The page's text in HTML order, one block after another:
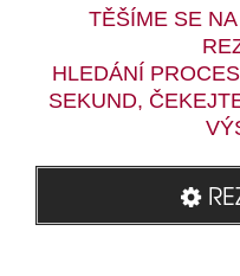
TĚŠÍME SE
HLEDÁNÍ
SEKUND,